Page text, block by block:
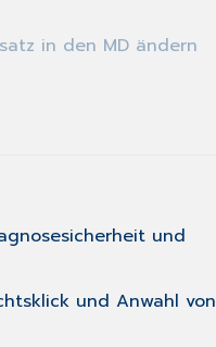
in den MD ändern
und
und Anwahl von